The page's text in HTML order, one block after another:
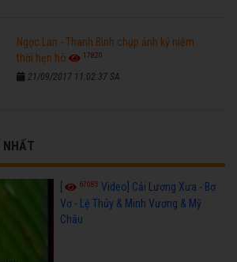
Ngọc Lan - Thanh Bình chụp ảnh kỷ niệm
thời hẹn hò
17820
21/09/2017 11:02:37 SA
NHẤT
[ 67085 Video] Cải Lương Xưa - Bơ
Vơ - Lệ Thủy & Minh Vương & Mỹ
Châu